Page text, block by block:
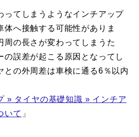
てしまうようなインチアップ
体へ接触する可能性がありま
周の長さが変わってしまうた
の誤差が起こる原因となってし
との外周差は車検に通る6％以内
» タイヤの基礎知識 » インチア
いて 」